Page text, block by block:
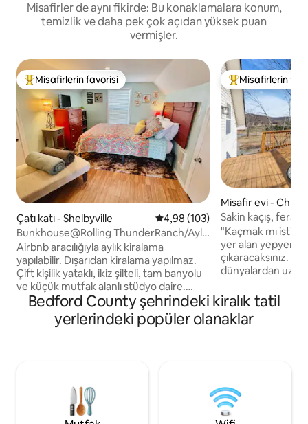
Misafirler de aynı fikirde: Bu konaklamalara konum,
temizlik ve daha pek çok açıdan yüksek puan
vermişler.
Misafirlerin favorilerinden en beğenilenler arasında
Misafirlerin favorisi
Çatı katı - Shelbyville 5 üzerinden ortalama 4,98
4,98 (103)
Bunkhouse@Rolling ThunderRanch/Aylık
Fiyatlar Mevcut
Airbnb aracılığıyla aylık kiralama
yapılabilir. Dışarıdan kiralama yapılmaz.
Çift kişilik yataklı, ikiz şilteli, tam banyolu
ve küçük mutfak alanlı stüdyo daire.
Nashville şehir merkezine bir saatten
fazla mesafede. Bunkhouse aylık olarak
kullanılabilir (kısa süreli - maksimum 3
seyahat edenler için idealdir). Kırsal bir
bölgede yaşıyoruz, bu yüzden ara sıra
çiftlik sesleri duyabilirsiniz. Çoğu insan
Misafirlerin
Misafirlerin
Misafir evi -
Sakin kaçış,
inç TV
"Kaçmak mı istiyorsun?" 5 1/
yer alan yepyeni
çıkaracaksınız.
dünyalardan
mesafededir. *
merkezine 20
Nashville
manzaralar
tadına bakın.
armadillo'nun
Bedford County şehrindeki kiralık tatil
yerlerindeki popüler olanaklar